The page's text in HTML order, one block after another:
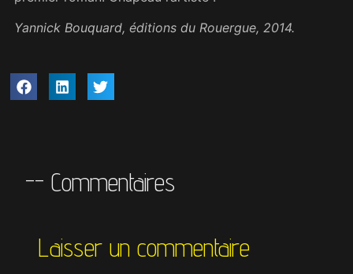
Yannick Bouquard, éditions du Rouergue, 2014.
-- Commentaires
Laisser un commentaire